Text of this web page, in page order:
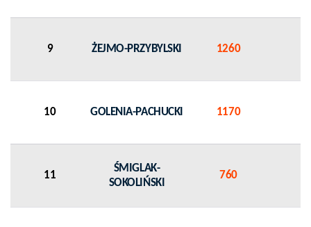
9 ŻEJMO-PRZYBYLSKI 1260
10 GOLENIA-PACHUCKI 1170
11
ŚMIGLAK-
SOKOLIŃSKI
760